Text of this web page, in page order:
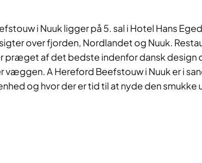
i Nuuk ligger på 5. sal i Hotel Hans
over fjorden, Nordlandet og Nuuk.
præget af det bedste indenfor dansk design
væggen. A Hereford Beefstouw i Nuuk er i
og hvor der er tid til at nyde den smukke